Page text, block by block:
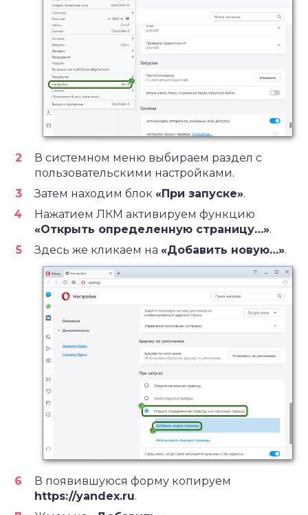
В системном меню выбираем раздел с
пользовательскими настройками.
Затем находим блок «При запуске».
Нажатием ЛКМ активируем функцию
«Открыть определенную страницу…».
Здесь же кликаем на «Добавить новую…».
В появившуюся форму копируем
https://yandex.ru.